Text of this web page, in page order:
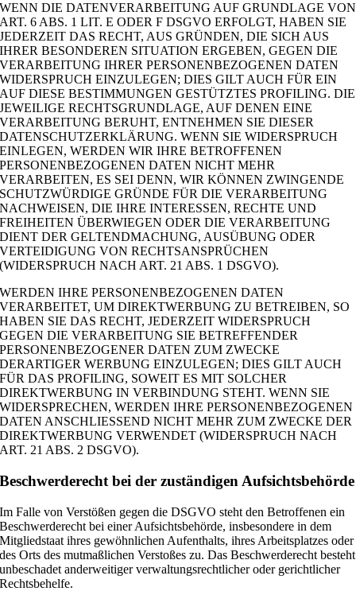
WENN DIE DATENVERARBEITUNG AUF GRUNDLAGE VON
ART. 6 ABS. 1 LIT. E ODER F DSGVO ERFOLGT, HABEN SIE
JEDERZEIT DAS RECHT, AUS GRÜNDEN, DIE SICH AUS
IHRER BESONDEREN SITUATION ERGEBEN, GEGEN DIE
VERARBEITUNG IHRER PERSONENBEZOGENEN DATEN
WIDERSPRUCH EINZULEGEN; DIES GILT AUCH FÜR EIN
AUF DIESE BESTIMMUNGEN GESTÜTZTES PROFILING. DIE
JEWEILIGE RECHTSGRUNDLAGE, AUF DENEN EINE
VERARBEITUNG BERUHT, ENTNEHMEN SIE DIESER
DATENSCHUTZERKLÄRUNG. WENN SIE WIDERSPRUCH
EINLEGEN, WERDEN WIR IHRE BETROFFENEN
PERSONENBEZOGENEN DATEN NICHT MEHR
VERARBEITEN, ES SEI DENN, WIR KÖNNEN ZWINGENDE
SCHUTZWÜRDIGE GRÜNDE FÜR DIE VERARBEITUNG
NACHWEISEN, DIE IHRE INTERESSEN, RECHTE UND
FREIHEITEN ÜBERWIEGEN ODER DIE VERARBEITUNG
DIENT DER GELTENDMACHUNG, AUSÜBUNG ODER
VERTEIDIGUNG VON RECHTSANSPRÜCHEN
(WIDERSPRUCH NACH ART. 21 ABS. 1 DSGVO).
WERDEN IHRE PERSONENBEZOGENEN DATEN
VERARBEITET, UM DIREKTWERBUNG ZU BETREIBEN, SO
HABEN SIE DAS RECHT, JEDERZEIT WIDERSPRUCH
GEGEN DIE VERARBEITUNG SIE BETREFFENDER
PERSONENBEZOGENER DATEN ZUM ZWECKE
DERARTIGER WERBUNG EINZULEGEN; DIES GILT AUCH
FÜR DAS PROFILING, SOWEIT ES MIT SOLCHER
DIREKTWERBUNG IN VERBINDUNG STEHT. WENN SIE
WIDERSPRECHEN, WERDEN IHRE PERSONENBEZOGENEN
DATEN ANSCHLIESSEND NICHT MEHR ZUM ZWECKE DER
DIREKTWERBUNG VERWENDET (WIDERSPRUCH NACH
ART. 21 ABS. 2 DSGVO).
Beschwerde­recht bei der zuständigen Aufsichts­behörde
Im Falle von Verstößen gegen die DSGVO steht den Betroffenen ein
Beschwerderecht bei einer Aufsichtsbehörde, insbesondere in dem
Mitgliedstaat ihres gewöhnlichen Aufenthalts, ihres Arbeitsplatzes oder
des Orts des mutmaßlichen Verstoßes zu. Das Beschwerderecht besteht
unbeschadet anderweitiger verwaltungsrechtlicher oder gerichtlicher
Rechtsbehelfe.